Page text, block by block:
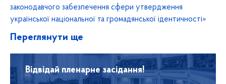
законодавчого забезпечення сфери утвердження
української національної та громадянської ідентичності»
Переглянути ще
Відвідай пленарне засідання!